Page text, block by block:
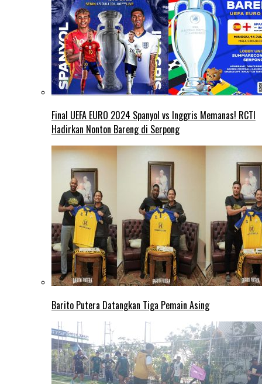
Final UEFA EURO 2024 Spanyol vs Inggris Memanas! RCTI
Hadirkan Nonton Bareng di Serpong
Barito Putera Datangkan Tiga Pemain Asing